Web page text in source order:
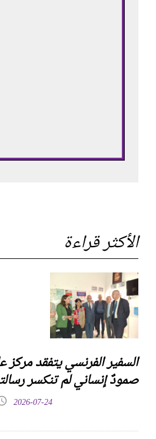
الأكثر قراءة
السفير الفرنسي يتفقد
صمودٌ إنساني لم تنكسر
2026-07-24